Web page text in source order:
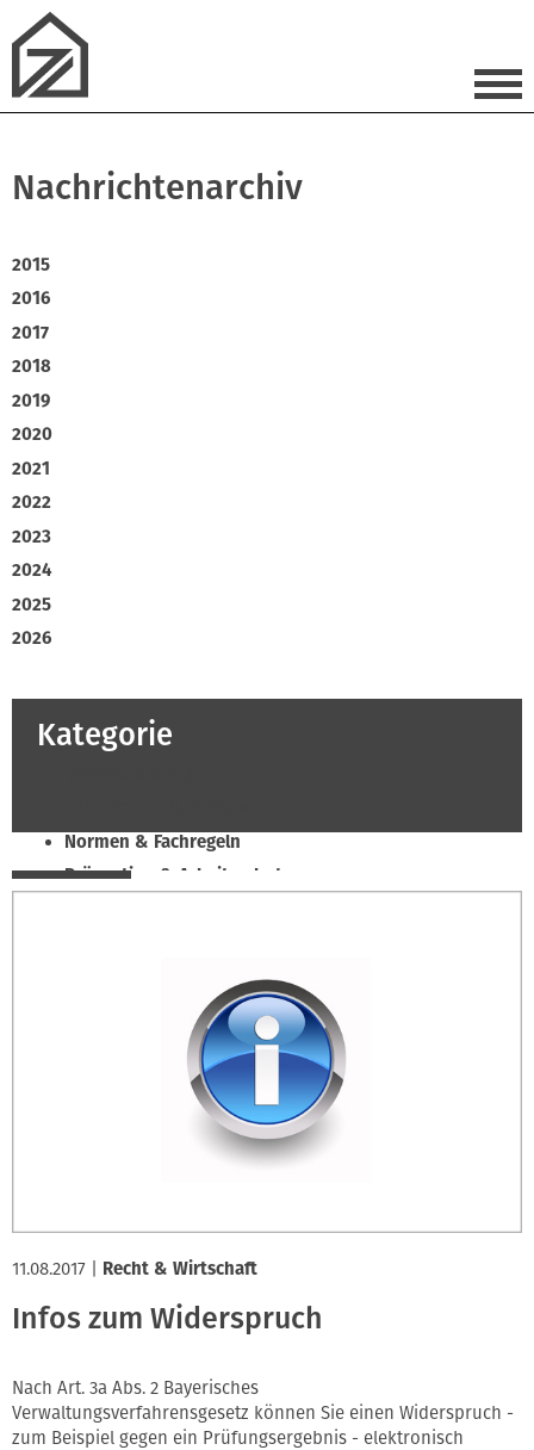
Nachrichtenarchiv
2015
2016
2017
2018
2019
2020
2021
2022
2023
2024
2025
2026
Kategorie
Normen & Fachregeln
Prävention & Arbeitsschutz
11.08.2017 Recht & Wirtschaft
Infos zum Widerspruch
Nach Art. 3a Abs. 2 Bayerisches
Verwaltungsverfahrensgesetz können Sie einen Widerspruch -
zum Beispiel gegen ein Prüfungsergebnis - elektronisch